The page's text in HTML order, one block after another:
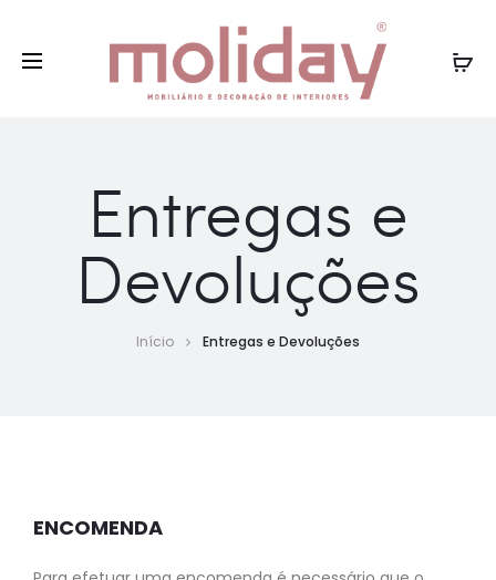
Entregas gratuitas Portugal Continental para
compras superiores a 75€
Entregas e
Devoluções
Início Entregas e Devoluções
ENCOMENDA